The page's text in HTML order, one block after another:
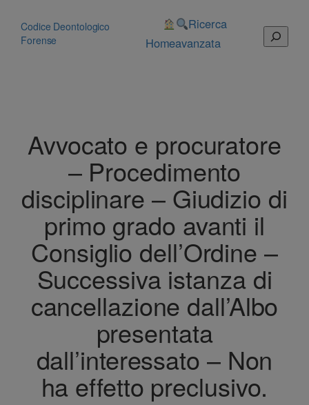
contenuto
Codice Deontologico
Forense
Home
Ricerca
avanzata
Cerca
Avvocato e procuratore
– Procedimento
disciplinare – Giudizio di
primo grado avanti il
Consiglio dell’Ordine –
Successiva istanza di
cancellazione dall’Albo
presentata
dall’interessato – Non
ha effetto preclusivo.